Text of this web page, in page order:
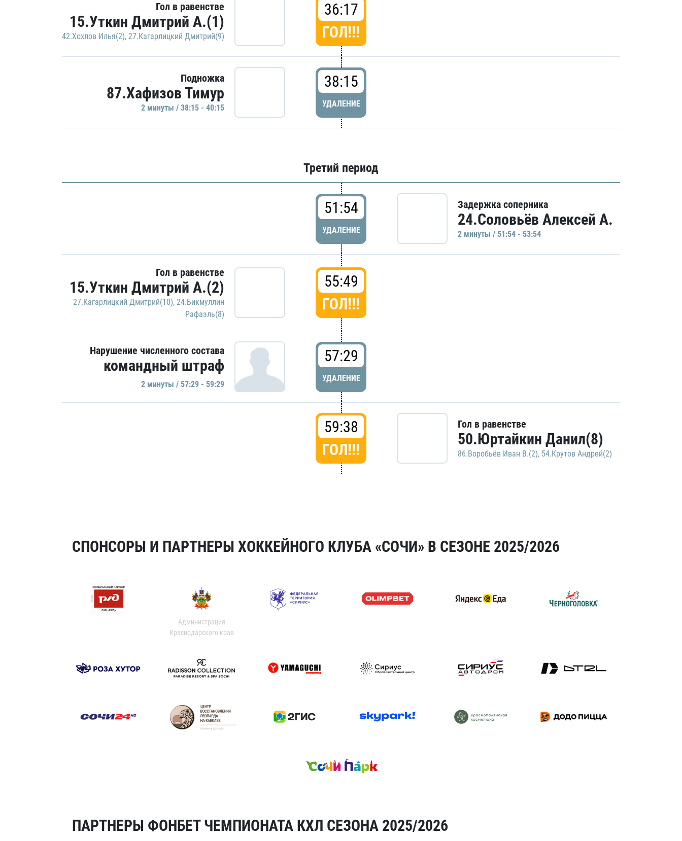
Гол в равенстве
15.Уткин Дмитрий А.(1)
42.Хохлов Илья(2), 27.Кагарлицкий Дмитрий(9)
36:17
ГОЛ!!!
Подножка
87.Хафизов Тимур
2 минуты / 38:15 - 40:15
38:15
УДАЛЕНИЕ
Третий период
51:54
УДАЛЕНИЕ
Задержка соперника
24.Соловьёв Алексей А.
2 минуты / 51:54 - 53:54
Гол в равенстве
15.Уткин Дмитрий А.(2)
27.Кагарлицкий Дмитрий(10), 24.Бикмуллин
Рафаэль(8)
55:49
ГОЛ!!!
Нарушение численного состава
командный штраф
2 минуты / 57:29 - 59:29
57:29
УДАЛЕНИЕ
59:38
ГОЛ!!!
Гол в равенстве
50.Юртайкин Данил(8)
86.Воробьёв Иван В.(2), 54.Крутов Андрей(2)
СПОНСОРЫ И ПАРТНЕРЫ ХОККЕЙНОГО КЛУБА «СОЧИ» В СЕЗОНЕ 2025/2026
Администрация
Краснодарского края
ПАРТНЕРЫ ФОНБЕТ ЧЕМПИОНАТА КХЛ СЕЗОНА 2025/2026